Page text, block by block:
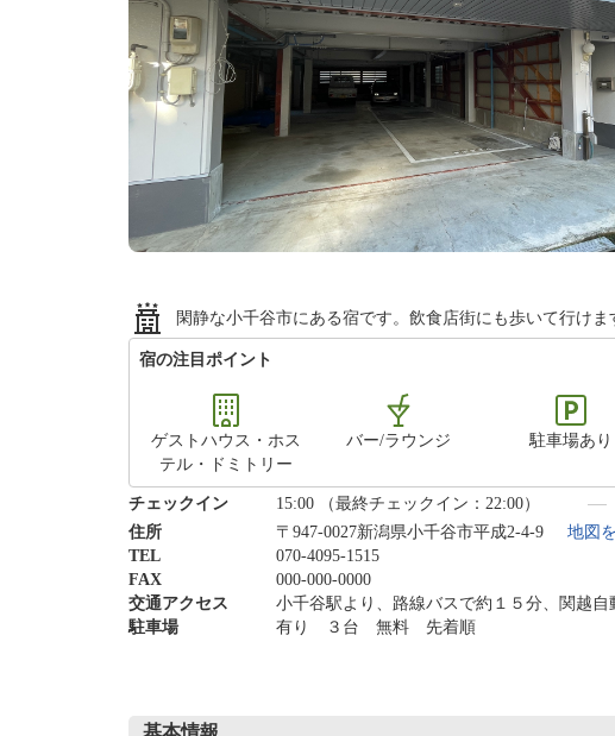
閑静な小千谷市にある宿です。飲食店街にも歩いて行けま
宿の注目ポイント
ゲストハウス・ホス
テル・ドミトリー
バー/ラウンジ 駐車場あり
チェックイン 15:00 （最終チェックイン：22:00）
住所
〒947-0027新潟県小千谷市平成2-4-9
地図
TEL
070-4095-1515
FAX
000-000-0000
交通アクセス
小千谷駅より、路線バスで約１５分、関越
駐車場
有り ３台 無料 先着順
基本情報